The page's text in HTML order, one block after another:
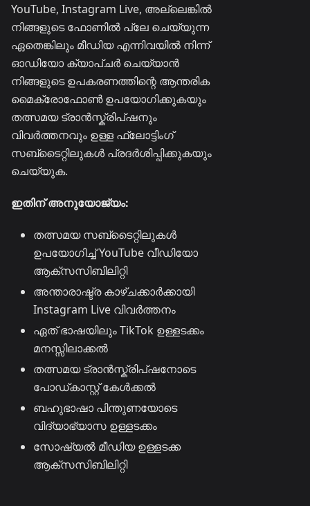
YouTube, Instagram Live, അല്ലെങ്കിൽ
നിങ്ങളുടെ ഫോണിൽ പ്ലേ ചെയ്യുന്ന
ഏതെങ്കിലും മീഡിയ എന്നിവയിൽ നിന്ന്
ഓഡിയോ ക്യാപ്ചർ ചെയ്യാൻ
നിങ്ങളുടെ ഉപകരണത്തിന്റെ ആന്തരിക
മൈക്രോഫോൺ ഉപയോഗിക്കുകയും
തത്സമയ ട്രാൻസ്ക്രിപ്ഷനും
വിവർത്തനവും ഉള്ള ഫ്ലോട്ടിംഗ്
സബ്ടൈറ്റിലുകൾ പ്രദർശിപ്പിക്കുകയും
ചെയ്യുക.
ഇതിന് അനുയോജ്യം:
തത്സമയ സബ്ടൈറ്റിലുകൾ
ഉപയോഗിച്ച് YouTube വീഡിയോ
ആക്സസിബിലിറ്റി
അന്താരാഷ്ട്ര കാഴ്ചക്കാർക്കായി
Instagram Live വിവർത്തനം
ഏത് ഭാഷയിലും TikTok ഉള്ളടക്കം
മനസ്സിലാക്കൽ
തത്സമയ ട്രാൻസ്ക്രിപ്ഷനോടെ
പോഡ്കാസ്റ്റ് കേൾക്കൽ
ബഹുഭാഷാ പിന്തുണയോടെ
വിദ്യാഭ്യാസ ഉള്ളടക്കം
സോഷ്യൽ മീഡിയ ഉള്ളടക്ക
ആക്സസിബിലിറ്റി